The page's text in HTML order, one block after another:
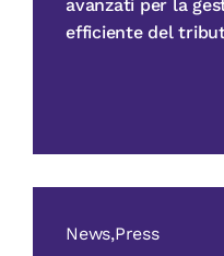
avanzati per la
efficiente del
News,Press